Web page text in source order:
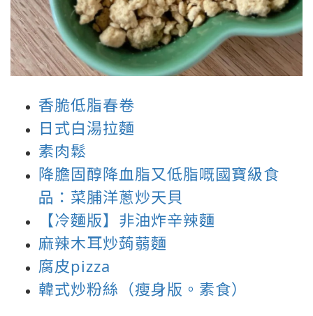
香脆低脂春卷
日式白湯拉麵
素肉鬆
降膽固醇降血脂又低脂嘅國寶級食
品：菜脯洋蔥炒天貝
【冷麵版】非油炸辛辣麵
麻辣木耳炒蒟蒻麵
腐皮pizza
韓式炒粉絲（瘦身版。素食）